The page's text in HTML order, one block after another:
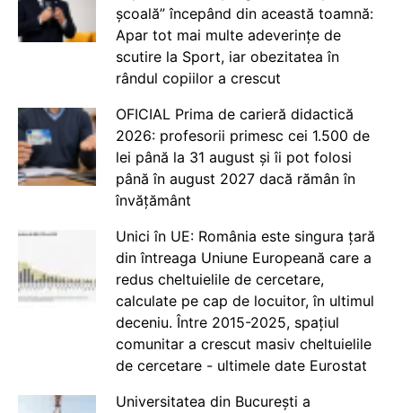
școală” începând din această toamnă:
Apar tot mai multe adeverințe de
scutire la Sport, iar obezitatea în
rândul copiilor a crescut
OFICIAL Prima de carieră didactică
2026: profesorii primesc cei 1.500 de
lei până la 31 august și îi pot folosi
până în august 2027 dacă rămân în
învățământ
Unici în UE: România este singura țară
din întreaga Uniune Europeană care a
redus cheltuielile de cercetare,
calculate pe cap de locuitor, în ultimul
deceniu. Între 2015-2025, spațiul
comunitar a crescut masiv cheltuielile
de cercetare - ultimele date Eurostat
Universitatea din București a